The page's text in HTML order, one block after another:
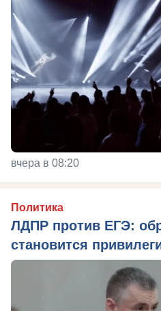
вчера в 08:20
Политика
ЛДПР против ЕГЭ:
становится